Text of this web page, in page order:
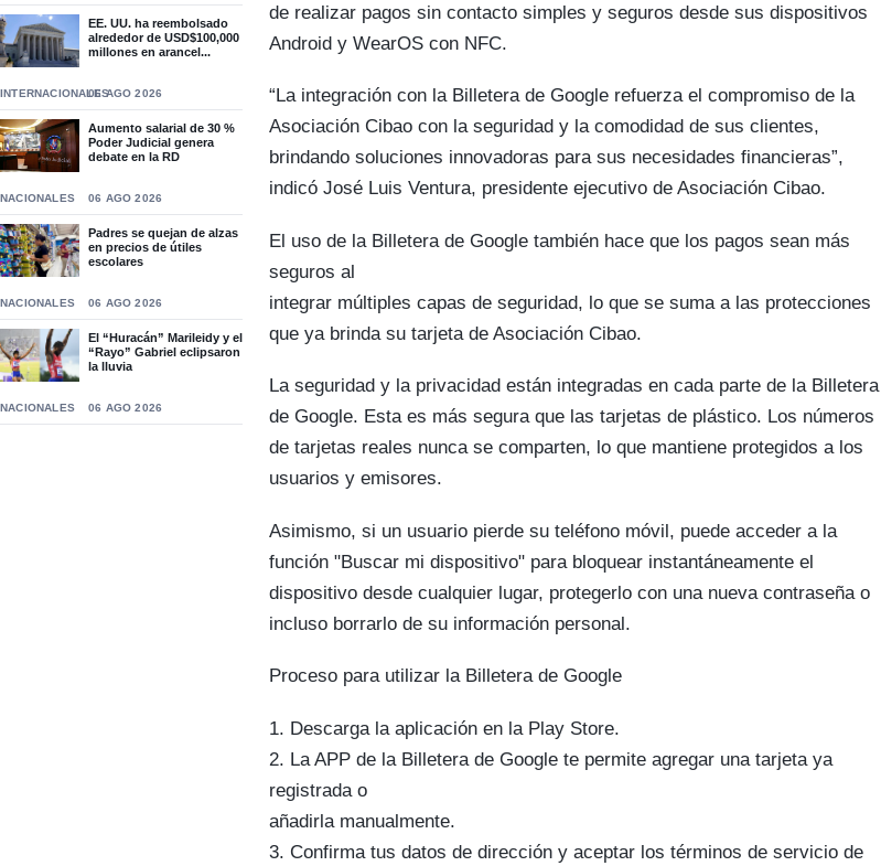
EE. UU. ha reembolsado
alrededor de USD$100,000
millones en arancel...
INTERNACIONALES06 AGO 2026
Aumento salarial de 30 %
Poder Judicial genera
debate en la RD
NACIONALES 06 AGO 2026
Padres se quejan de alzas
en precios de útiles
escolares
NACIONALES 06 AGO 2026
El “Huracán” Marileidy y el
“Rayo” Gabriel eclipsaron
la lluvia
NACIONALES 06 AGO 2026
de realizar pagos sin contacto simples y seguros desde sus dispositivos
Android y WearOS con NFC.
“La integración con la Billetera de Google refuerza el compromiso de la
Asociación Cibao con la seguridad y la comodidad de sus clientes,
brindando soluciones innovadoras para sus necesidades financieras”,
indicó José Luis Ventura, presidente ejecutivo de Asociación Cibao.
El uso de la Billetera de Google también hace que los pagos sean más
seguros al
integrar múltiples capas de seguridad, lo que se suma a las protecciones
que ya brinda su tarjeta de Asociación Cibao.
La seguridad y la privacidad están integradas en cada parte de la Billetera
de Google. Esta es más segura que las tarjetas de plástico. Los números
de tarjetas reales nunca se comparten, lo que mantiene protegidos a los
usuarios y emisores.
Asimismo, si un usuario pierde su teléfono móvil, puede acceder a la
función "Buscar mi dispositivo" para bloquear instantáneamente el
dispositivo desde cualquier lugar, protegerlo con una nueva contraseña o
incluso borrarlo de su información personal.
Proceso para utilizar la Billetera de Google
1. Descarga la aplicación en la Play Store.
2. La APP de la Billetera de Google te permite agregar una tarjeta ya
registrada o
añadirla manualmente.
3. Confirma tus datos de dirección y aceptar los términos de servicio de